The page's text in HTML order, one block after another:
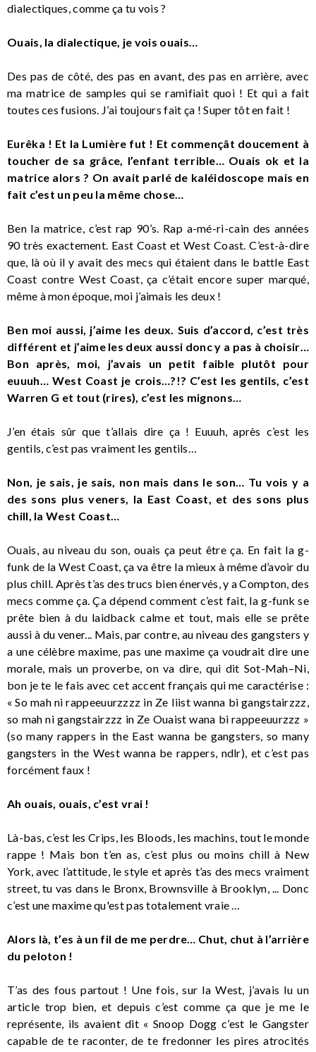
dialectiques, comme ça tu vois ?
Ouais, la dialectique, je vois ouais…
Des pas de côté, des pas en avant, des pas en arrière, avec
ma matrice de samples qui se ramifiait quoi ! Et qui a fait
toutes ces fusions. J’ai toujours fait ça ! Super tôt en fait !
Eurêka ! Et la Lumière fut ! Et commençât doucement à
toucher de sa grâce, l’enfant terrible… Ouais ok et la
matrice alors ? On avait parlé de kaléidoscope mais en
fait c’est un peu la même chose…
Ben la matrice, c’est rap 90’s. Rap a-mé-ri-cain des années
90 très exactement. East Coast et West Coast. C’est-à-dire
que, là où il y avait des mecs qui étaient dans le battle East
Coast contre West Coast, ça c’était encore super marqué,
même à mon époque, moi j’aimais les deux !
Ben moi aussi, j’aime les deux. Suis d’accord, c’est très
différent et j’aime les deux aussi donc y a pas à choisir…
Bon après, moi, j’avais un petit faible plutôt pour
euuuh… West Coast je crois…?!? C’est les gentils, c’est
Warren G et tout (rires), c’est les mignons…
J’en étais sûr que t’allais dire ça ! Euuuh, après c’est les
gentils, c’est pas vraiment les gentils…
Non, je sais, je sais, non mais dans le son… Tu vois y a
des sons plus veners, la East Coast, et des sons plus
chill, la West Coast…
Ouais, au niveau du son, ouais ça peut être ça. En fait la g-
funk de la West Coast, ça va être la mieux à même d’avoir du
plus chill. Après t’as des trucs bien énervés, y a Compton, des
mecs comme ça. Ça dépend comment c’est fait, la g-funk se
prête bien à du laidback calme et tout, mais elle se prête
aussi à du vener... Mais, par contre, au niveau des gangsters y
a une célèbre maxime, pas une maxime ça voudrait dire une
morale, mais un proverbe, on va dire, qui dit Sot-Mah–Ni,
bon je te le fais avec cet accent français qui me caractérise :
« So mah ni rappeeuurzzzz in Ze Iiist wanna bi gangstairzzz,
so mah ni gangstairzzz in Ze Ouaist wana bi rappeeuurzzz »
(so many rappers in the East wanna be gangsters, so many
gangsters in the West wanna be rappers, ndlr), et c’est pas
forcément faux !
Ah ouais, ouais, c’est vrai !
Là-bas, c’est les Crips, les Bloods, les machins, tout le monde
rappe ! Mais bon t’en as, c’est plus ou moins chill à New
York, avec l’attitude, le style et après t’as des mecs vraiment
street, tu vas dans le Bronx, Brownsville à Brooklyn, ... Donc
c’est une maxime qu'est pas totalement vraie …
Alors là, t’es à un fil de me perdre… Chut, chut à l’arrière
du peloton !
T’as des fous partout ! Une fois, sur la West, j’avais lu un
article trop bien, et depuis c’est comme ça que je me le
représente, ils avaient dit « Snoop Dogg c’est le Gangster
capable de te raconter, de te fredonner les pires atrocités